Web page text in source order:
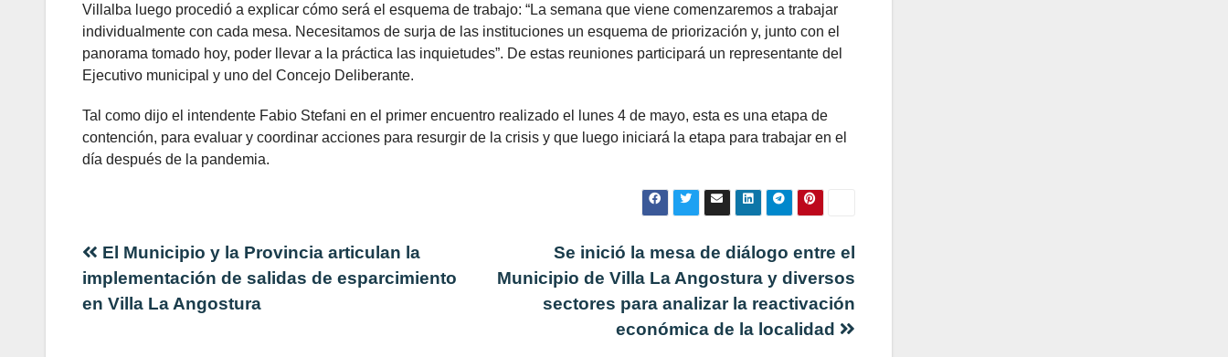
Villalba luego procedió a explicar cómo será el esquema de trabajo: “La semana que viene comenzaremos a trabajar
individualmente con cada mesa. Necesitamos de surja de las instituciones un esquema de priorización y, junto con el
panorama tomado hoy, poder llevar a la práctica las inquietudes”. De estas reuniones participará un representante del
Ejecutivo municipal y uno del Concejo Deliberante.
Tal como dijo el intendente Fabio Stefani en el primer encuentro realizado el lunes 4 de mayo, esta es una etapa de
contención, para evaluar y coordinar acciones para resurgir de la crisis y que luego iniciará la etapa para trabajar en el
día después de la pandemia.
Navegación
de
Se inició la mesa de diálogo entre el
Municipio de Villa La Angostura y diversos
sectores para analizar la reactivación
económica de la localidad
El Municipio y la Provincia articulan la
implementación de salidas de esparcimiento
en Villa La Angostura